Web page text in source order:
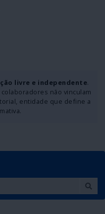
livre e independente.
não vinculam
entidade que define a